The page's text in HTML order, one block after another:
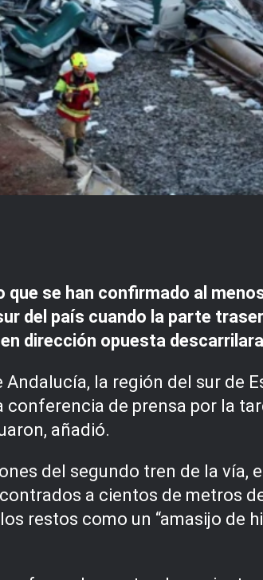
que se han confirmado al
del país cuando la parte
dirección opuesta
la región del sur de
de prensa por la
añadió.
del segundo tren de la vía,
a cientos de metros
restos como un “amasijo de